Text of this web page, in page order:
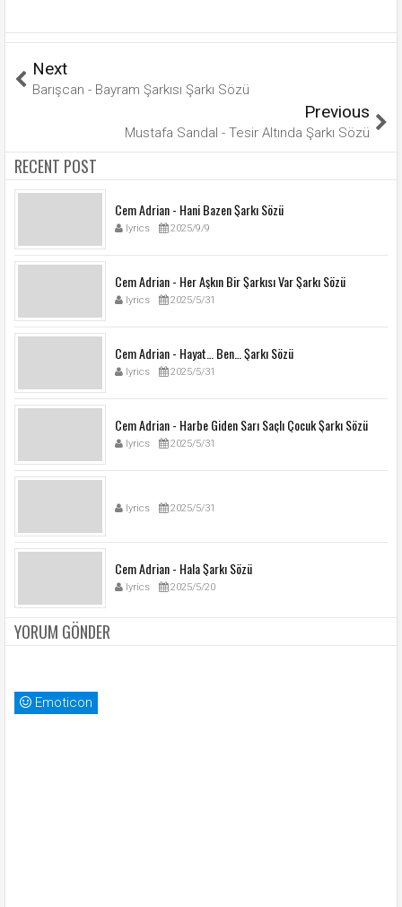
Next
Barışcan - Bayram Şarkısı Şarkı Sözü
Previous
Mustafa Sandal - Tesir Altında Şarkı Sözü
RECENT POST
Cem Adrian - Hani Bazen Şarkı Sözü
lyrics 2025/9/9
Cem Adrian - Her Aşkın Bir Şarkısı Var Şarkı Sözü
lyrics 2025/5/31
Cem Adrian - Hayat… Ben… Şarkı Sözü
lyrics 2025/5/31
Cem Adrian - Harbe Giden Sarı Saçlı Çocuk Şarkı Sözü
lyrics 2025/5/31
lyrics 2025/5/31
Cem Adrian - Hala Şarkı Sözü
lyrics 2025/5/20
YORUM GÖNDER
Emoticon